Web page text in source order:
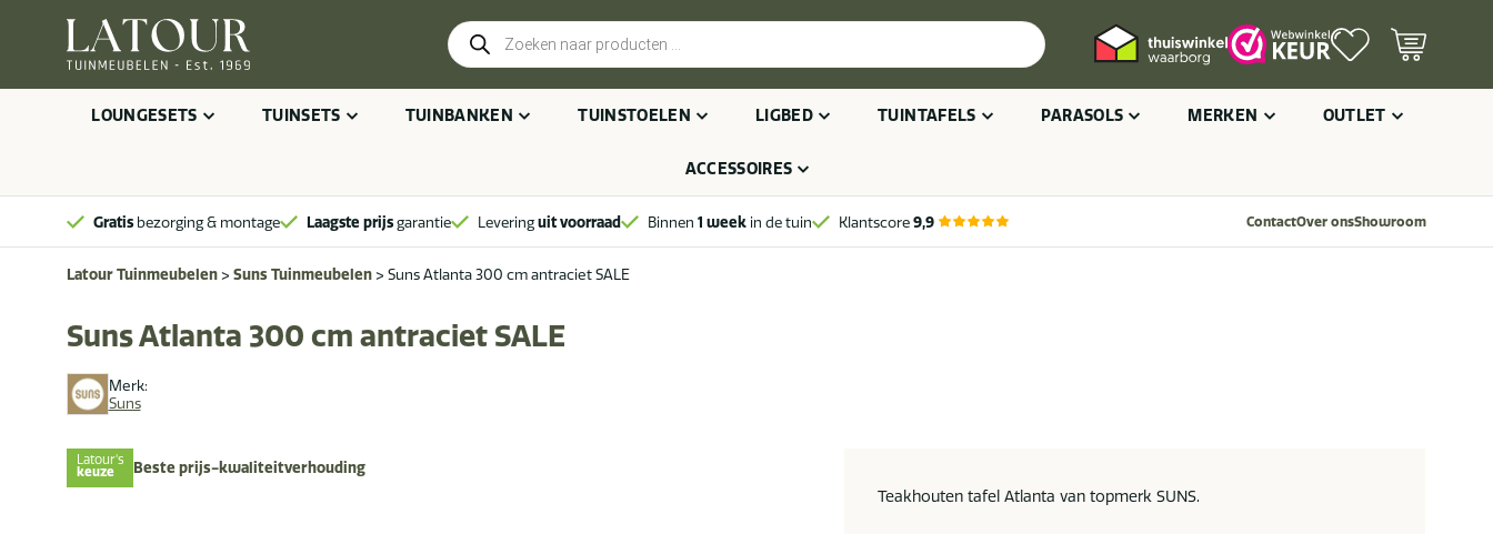
Producten
zoeken
LOUNGESETS TUINSETS TUINBANKEN TUINSTOELEN LIGBED TUINTAFELS PARASOLS MERKEN OUTLET
ACCESSOIRES
Gratis bezorging & montage Laagste prijsgarantie Leveringuit voorraad Binnen 1 week in de tuin Klantscore9,9 ContactOver onsShowroom
Latour Tuinmeubelen> Suns Tuinmeubelen> Suns Atlanta 300 cm antraciet SALE
Merk:
Suns
Suns Atlanta 300 cm antraciet SALE
Latour's
keuze Beste prijs-kwaliteitverhouding
Teakhouten tafel Atlanta van topmerk SUNS.